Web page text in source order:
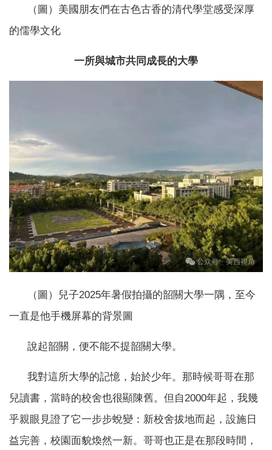
（圖）美國朋友們在古色古香的清代學堂感受深厚
的儒學文化
一所與城市共同成長的大學
（圖）兒子2025年暑假拍攝的韶關大學一隅，至今
一直是他手機屏幕的背景圖
說起韶關，便不能不提韶關大學。
我對這所大學的記憶，始於少年。那時候哥哥在那
兒讀書，當時的校舍也很顯陳舊。但自2000年起，我幾
乎親眼見證了它一步步蛻變：新校舍拔地而起，設施日
益完善，校園面貌煥然一新。哥哥也正是在那段時間，